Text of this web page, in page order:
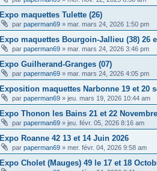
Expo maquettes Tulette (26)
par paperman69 » mar. mars 24, 2026 1:50 pm
Expo maquettes Bourgoin-Jallieu (38) 26
par paperman69 » mar. mars 24, 2026 3:46 pm
Expo Guilherand-Granges (07)
par paperman69 » mar. mars 24, 2026 4:05 pm
Exposition maquettes Narbonne 19 et 20
par paperman69 » jeu. mars 19, 2026 10:44 am
Expo Thonon les Bains 21 et 22
par paperman69 » jeu. févr. 05, 2026 8:16 am
Expo Roanne 42 13 et 14 Juin 2026
par paperman69 » mer. févr. 04, 2026 9:58 am
Expo Cholet (Mauges) 49 le 17 et 18